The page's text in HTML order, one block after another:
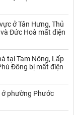
hiện chưa có
cho con người.
trọng tới ngành
nghị người chăn
theo đúng quy
thụ thịt heo bệnh,
sử dụng thức
ở Tân Hưng, Thủ
Đức Hoà mất điện
tại Tam Nông, Lấp
Đông bị mất điện
ở phường Phước